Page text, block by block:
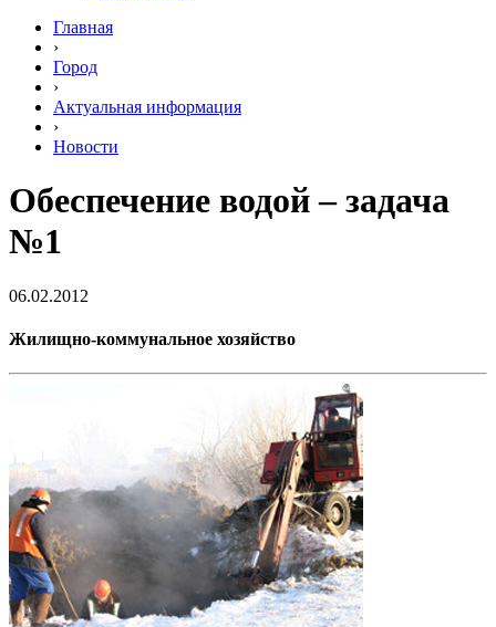
Главная
›
Город
›
Актуальная информация
›
Новости
Обеспечение водой – задача
№1
06.02.2012
Жилищно-коммунальное хозяйство